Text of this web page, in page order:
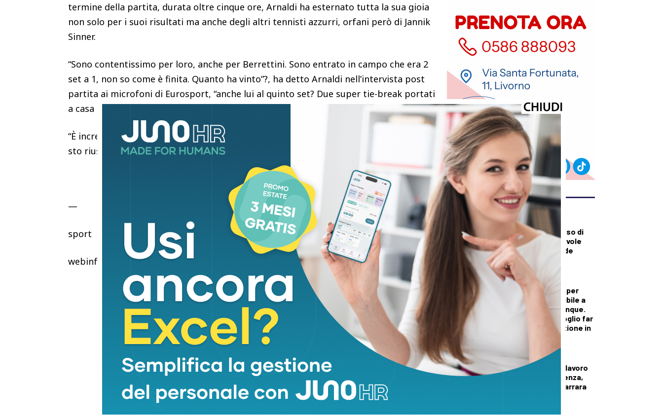
termine della partita, durata oltre cinque ore, Arnaldi ha esternato tutta la sua gioia
non solo per i suoi risultati ma anche degli altri tennisti azzurri, orfani però di Jannik
Sinner.
“Sono contentissimo per loro, anche per Berrettini. Sono entrato in campo che era 2
set a 1, non so come è finita. Quanto ha vinto”?, ha detto Arnaldi nell’intervista post
partita ai microfoni di Eurosport, “anche lui al quinto set? Due super tie-break portati
a casa per l’Italia”.
“È incredibile, sono contento per tutti. Io, oltre che della vittoria, sono contento che
sto riuscendo a resare in campo”.
—
sport
webinfo@adnkronos.com (Web Info)
ULTIMI ARTICOLI
SPORT
Carrarese, successo di
misura nell’amichevole
con l’Entella: decide
Ruggeri
DALLA TOSCANA
Versiliana gremita per
Vannacci: “Disponibile a
dialogare con chiunque.
Non sono io che voglio far
cadere questa nazione in
mano alla sinistra”
CRONACA
Operaio morto sul lavoro
in un’azienda di Avenza,
lutto cittadino a Carrara
CRONACA